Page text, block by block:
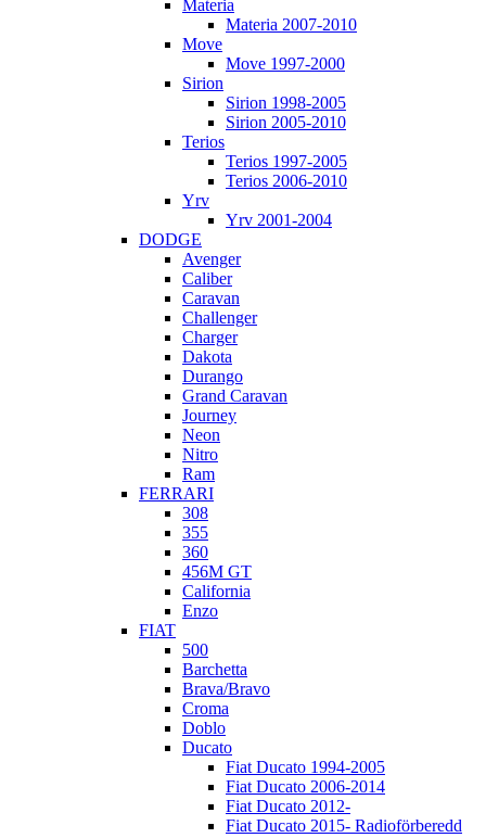
Materia
Materia 2007-2010
Move
Move 1997-2000
Sirion
Sirion 1998-2005
Sirion 2005-2010
Terios
Terios 1997-2005
Terios 2006-2010
Yrv
Yrv 2001-2004
DODGE
Avenger
Caliber
Caravan
Challenger
Charger
Dakota
Durango
Grand Caravan
Journey
Neon
Nitro
Ram
FERRARI
308
355
360
456M GT
California
Enzo
FIAT
500
Barchetta
Brava/Bravo
Croma
Doblo
Ducato
Fiat Ducato 1994-2005
Fiat Ducato 2006-2014
Fiat Ducato 2012-
Fiat Ducato 2015- Radioförberedd